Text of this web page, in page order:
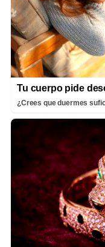
Tu cuerpo pide
¿Crees que duermes